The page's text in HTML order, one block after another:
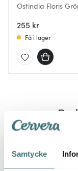
Samtycke
Ostindia Floris
255 kr
Få i lager
Du